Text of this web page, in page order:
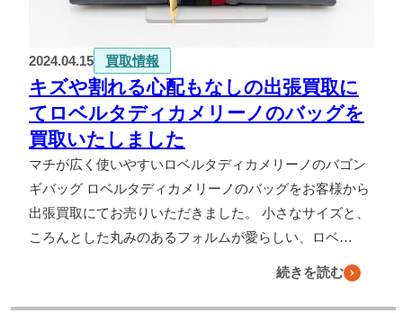
2024.04.15 買取情報
キズや割れる心配もなしの出張買取に
てロベルタディカメリーノのバッグを
買取いたしました
マチが広く使いやすいロベルタディカメリーノのバゴン
ギバッグ ロベルタディカメリーノのバッグをお客様から
出張買取にてお売りいただきました。 小さなサイズと、
ころんとした丸みのあるフォルムが愛らしい、ロベ…
続きを読む